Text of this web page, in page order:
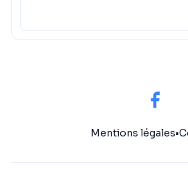
Mentions légales•